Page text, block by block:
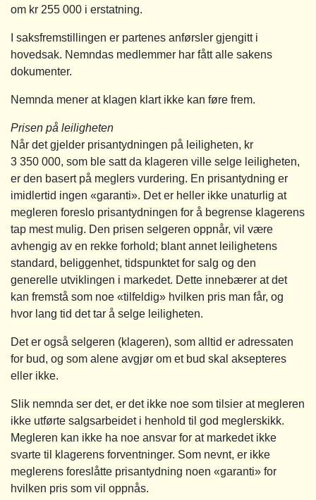
om kr 255 000 i erstatning.
I saksfremstillingen er partenes anførsler gjengitt i
hovedsak. Nemndas medlemmer har fått alle sakens
dokumenter.
Nemnda mener at klagen klart ikke kan føre frem.
Prisen på leiligheten
Når det gjelder prisantydningen på leiligheten, kr
3 350 000, som ble satt da klageren ville selge leiligheten,
er den basert på meglers vurdering. En prisantydning er
imidlertid ingen «garanti». Det er heller ikke unaturlig at
megleren foreslo prisantydningen for å begrense klagerens
tap mest mulig. Den prisen selgeren oppnår, vil være
avhengig av en rekke forhold; blant annet leilighetens
standard, beliggenhet, tidspunktet for salg og den
generelle utviklingen i markedet. Dette innebærer at det
kan fremstå som noe «tilfeldig» hvilken pris man får, og
hvor lang tid det tar å selge leiligheten.
Det er også selgeren (klageren), som alltid er adressaten
for bud, og som alene avgjør om et bud skal aksepteres
eller ikke.
Slik nemnda ser det, er det ikke noe som tilsier at megleren
ikke utførte salgsarbeidet i henhold til god meglerskikk.
Megleren kan ikke ha noe ansvar for at markedet ikke
svarte til klagerens forventninger. Som nevnt, er ikke
meglerens foreslåtte prisantydning noen «garanti» for
hvilken pris som vil oppnås.